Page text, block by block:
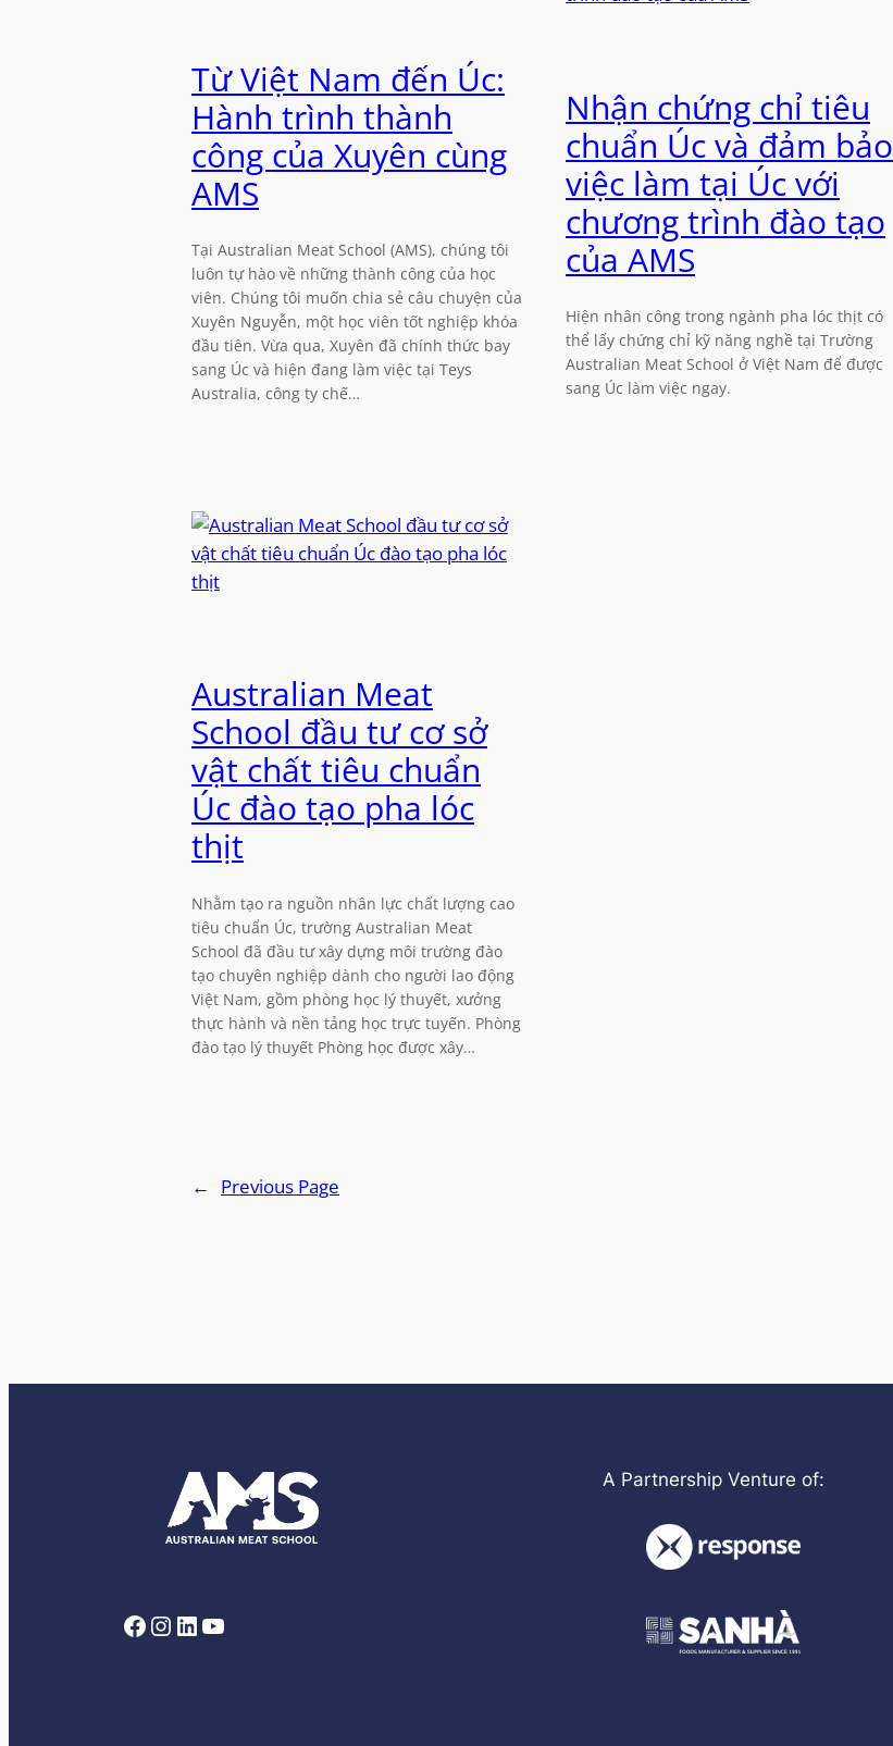
Từ Việt Nam đến Úc:
Hành trình thành
công của Xuyên cùng
AMS
Tại Australian Meat School (AMS), chúng tôi
luôn tự hào về những thành công của học
viên. Chúng tôi muốn chia sẻ câu chuyện của
Xuyên Nguyễn, một học viên tốt nghiệp khóa
đầu tiên. Vừa qua, Xuyên đã chính thức bay
sang Úc và hiện đang làm việc tại Teys
Australia, công ty chế…
Nhận chứng chỉ tiêu
chuẩn Úc và đảm bảo
việc làm tại Úc với
chương trình đào tạo
của AMS
Hiện nhân công trong ngành pha lóc thịt có
thể lấy chứng chỉ kỹ năng nghề tại Trường
Australian Meat School ở Việt Nam để được
sang Úc làm việc ngay.
Australian Meat
School đầu tư cơ sở
vật chất tiêu chuẩn
Úc đào tạo pha lóc
thịt
Nhằm tạo ra nguồn nhân lực chất lượng cao
tiêu chuẩn Úc, trường Australian Meat
School đã đầu tư xây dựng môi trường đào
tạo chuyên nghiệp dành cho người lao động
Việt Nam, gồm phòng học lý thuyết, xưởng
thực hành và nền tảng học trực tuyến. Phòng
đào tạo lý thuyết Phòng học được xây…
← Previous Page
Facebook InstagramLinkedIn YouTube
A Partnership Venture of: